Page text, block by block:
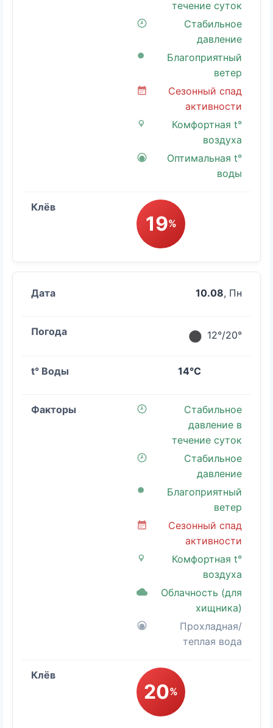
течение суток
Стабильное
давление
Благоприятный
ветер
Сезонный спад
активности
Комфортная t°
воздуха
Оптимальная t°
воды
19%
10.08, Пн
12°/20°
14°C
Стабильное
давление в
течение суток
Стабильное
давление
Благоприятный
ветер
Сезонный спад
активности
Комфортная t°
воздуха
Облачность (для
хищника)
Прохладная/
теплая вода
20%